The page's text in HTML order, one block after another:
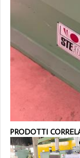
PRODOTTI